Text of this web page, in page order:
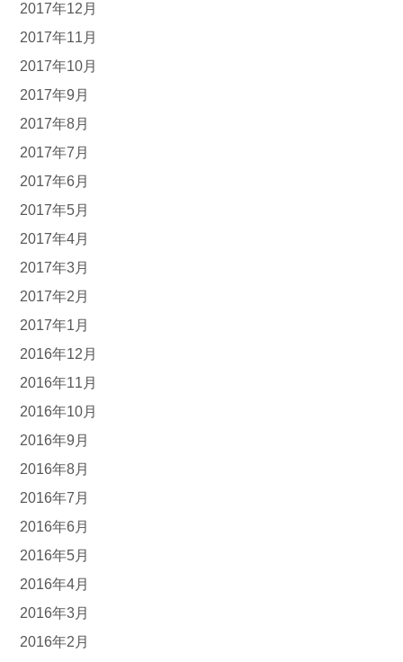
2017年12月
2017年11月
2017年10月
2017年9月
2017年8月
2017年7月
2017年6月
2017年5月
2017年4月
2017年3月
2017年2月
2017年1月
2016年12月
2016年11月
2016年10月
2016年9月
2016年8月
2016年7月
2016年6月
2016年5月
2016年4月
2016年3月
2016年2月